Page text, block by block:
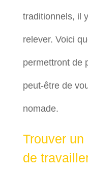
traditionnels, il
relever. Voici
permettront de
peut-être de
nomade.
Trouver
de